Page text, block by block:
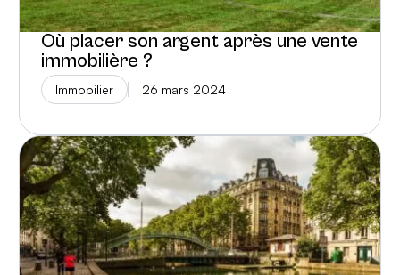
Où placer son argent après une vente
immobilière ?
Immobilier 26 mars 2024